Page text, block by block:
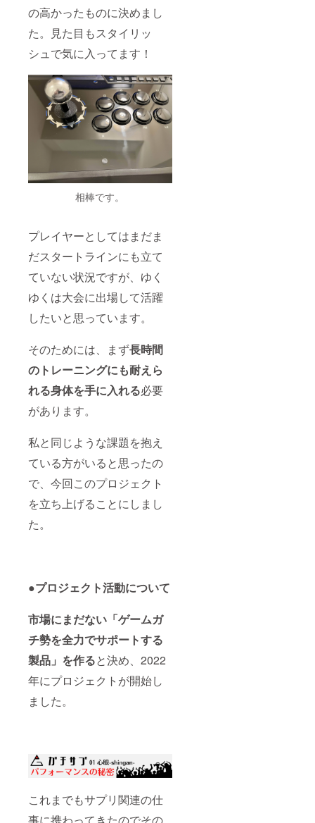
の高かったものに決めまし
た。見た目もスタイリッ
シュで気に入ってます！
相棒です。
プレイヤーとしてはまだま
だスタートラインにも立て
ていない状況ですが、ゆく
ゆくは大会に出場して活躍
したいと思っています。
そのためには、まず長時間
のトレーニングにも耐えら
れる身体を手に入れる必要
があります。
私と同じような課題を抱え
ている方がいると思ったの
で、今回このプロジェクト
を立ち上げることにしまし
た。
●プロジェクト活動について
市場にまだない「ゲームガ
チ勢を全力でサポートする
製品」を作ると決め、2022
年にプロジェクトが開始し
ました。
これまでもサプリ関連の仕
事に携わってきたのでその